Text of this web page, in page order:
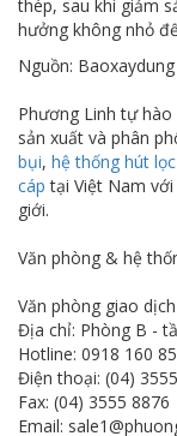
thép, sau khi giảm
hưởng không nhỏ
Nguồn: Baoxaydung
Phương Linh tự
sản xuất và phân
bụi, hệ thống hút
cáp tại Việt Nam
giới.
Văn phòng & hệ
Văn phòng giao
Địa chỉ: Phòng B -
Hotline: 0918 160
Điện thoại: (04)
Fax: (04) 3555 8876
Email: